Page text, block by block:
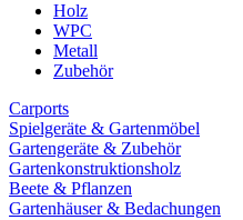
Holz
WPC
Metall
Zubehör
Carports
Spielgeräte & Gartenmöbel
Gartengeräte & Zubehör
Gartenkonstruktionsholz
Beete & Pflanzen
Gartenhäuser & Bedachungen